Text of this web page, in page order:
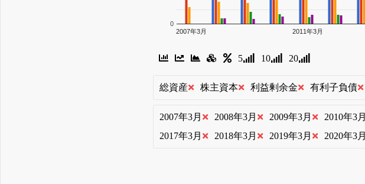
2007年3月 2011年3月
0
5 10 20
総資産 株主資本 利益剰余金 有利子負債
2007年3月 2008年3月 2009年3月 2010年3月
2017年3月
2018年3月 2019年3月 2020年3月